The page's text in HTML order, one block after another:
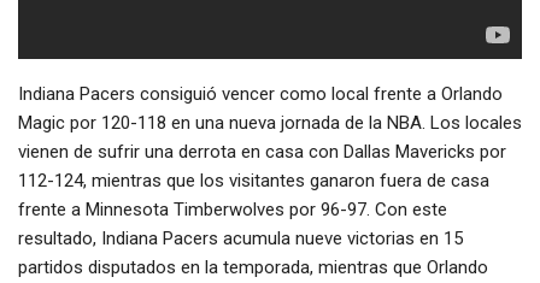
Indiana Pacers consiguió vencer como local frente a Orlando
Magic por 120-118 en una nueva jornada de la NBA. Los locales
vienen de sufrir una derrota en casa con Dallas Mavericks por
112-124, mientras que los visitantes ganaron fuera de casa
frente a Minnesota Timberwolves por 96-97. Con este
resultado, Indiana Pacers acumula nueve victorias en 15
partidos disputados en la temporada, mientras que Orlando